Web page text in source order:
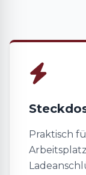
Praktisch